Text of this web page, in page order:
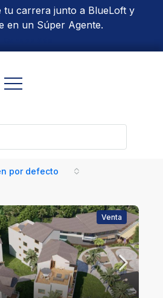
tu carrera junto a BlueLoft y
en un Súper Agente.
por defecto
Venta